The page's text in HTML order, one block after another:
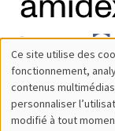
Utilisation
des
Ce site utilise des
fonctionnement,
contenus
personnaliser
modifié à tout